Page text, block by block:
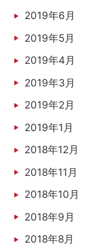
2019年6月
2019年5月
2019年4月
2019年3月
2019年2月
2019年1月
2018年12月
2018年11月
2018年10月
2018年9月
2018年8月